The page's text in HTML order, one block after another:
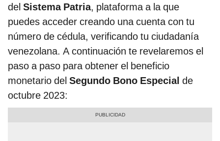
del Sistema Patria, plataforma a la que
puedes acceder creando una cuenta con tu
número de cédula, verificando tu ciudadanía
venezolana. A continuación te revelaremos el
paso a paso para obtener el beneficio
monetario del Segundo Bono Especial de
octubre 2023: